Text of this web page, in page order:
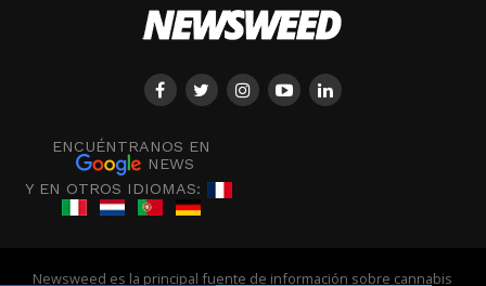
ENCUÉNTRANOS EN
NEWS
Y EN OTROS IDIOMAS:
Newsweed es la principal fuente de información sobre cannabis